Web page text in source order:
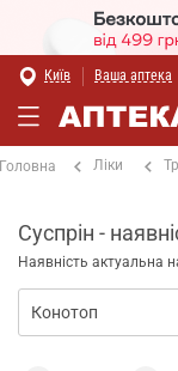
Київ Ваша аптека
Головна Ліки
Суспрін -
Наявність актуальна